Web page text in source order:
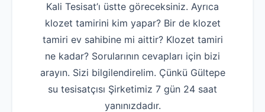
Kali Tesisat’ı üstte göreceksiniz. Ayrıca
klozet tamirini kim yapar? Bir de klozet
tamiri ev sahibine mi aittir? Klozet tamiri
ne kadar? Sorularının cevapları için bizi
arayın. Sizi bilgilendirelim. Çünkü Gültepe
su tesisatçısı Şirketimiz 7 gün 24 saat
yanınızdadır.